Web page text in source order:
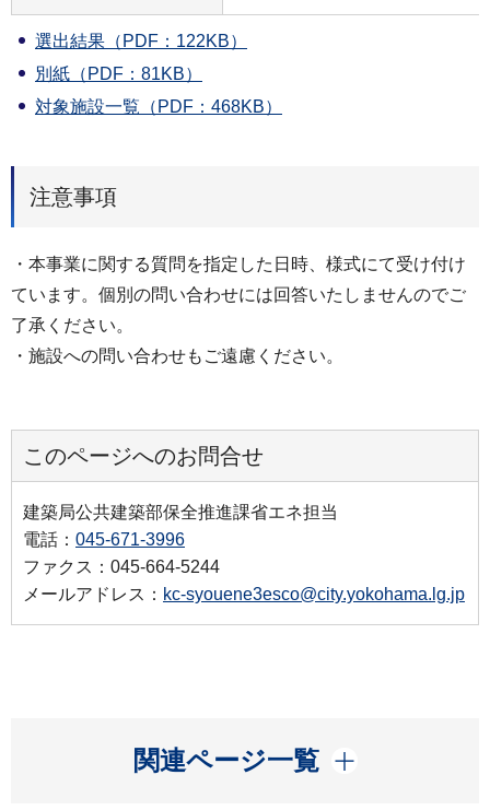
選出結果（PDF：122KB）
別紙（PDF：81KB）
対象施設一覧（PDF：468KB）
注意事項
・本事業に関する質問を指定した日時、様式にて受け付け
ています。個別の問い合わせには回答いたしませんのでご
了承ください。
・施設への問い合わせもご遠慮ください。
このページへのお問合せ
建築局公共建築部保全推進課省エネ担当
電話： 045-671-3996
ファクス：045-664-5244
メールアドレス： kc-syouene3esco@city.yokohama.lg.jp
関連ページ一覧
開く